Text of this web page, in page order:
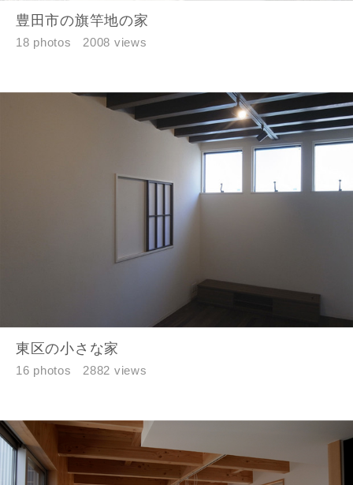
豊田市の旗竿地の家
18 photos 2008 views
東区の小さな家
16 photos 2882 views